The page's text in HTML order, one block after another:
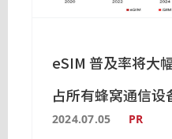
eSIM 普及率将大
占所有蜂窝通信设
2024.07.05 PR